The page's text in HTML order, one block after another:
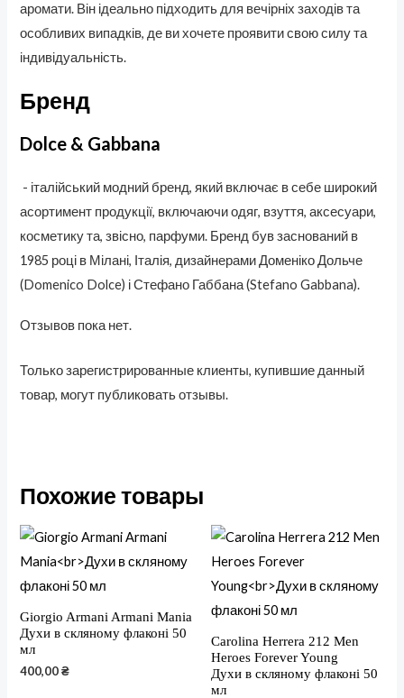
аромати. Він ідеально підходить для вечірніх заходів та
особливих випадків, де ви хочете проявити свою силу та
індивідуальність.
Бренд
Dolce & Gabbana
- італійський модний бренд, який включає в себе широкий
асортимент продукції, включаючи одяг, взуття, аксесуари,
косметику та, звісно, парфуми. Бренд був заснований в
1985 році в Мілані, Італія, дизайнерами Доменіко Дольче
(Domenico Dolce) і Стефано Габбана (Stefano Gabbana).
Отзывов пока нет.
Только зарегистрированные клиенты, купившие данный
товар, могут публиковать отзывы.
Похожие товары
Giorgio Armani Armani Mania
Духи в скляному флаконі 50
мл
400,00₴
Carolina Herrera 212 Men
Heroes Forever Young
Духи в скляному флаконі 50
мл